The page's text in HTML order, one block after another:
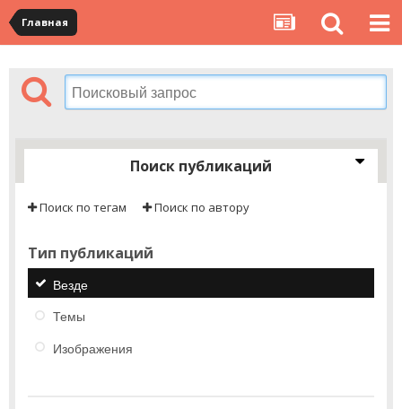
Главная
Поиск публикаций
Поиск по тегам Поиск по автору
Тип публикаций
Везде
Темы
Изображения